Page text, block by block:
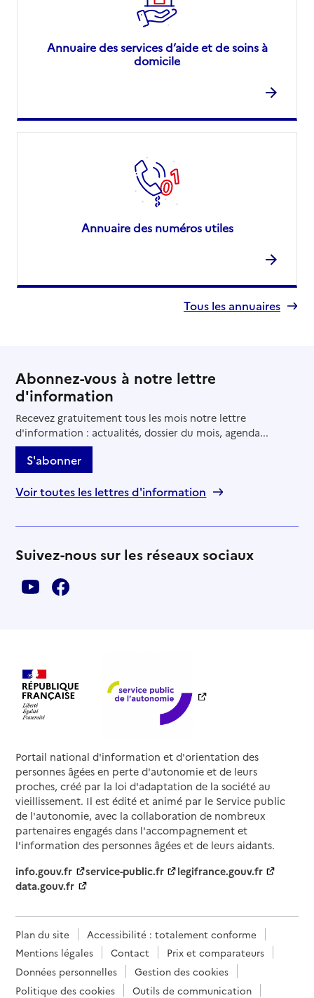
Annuaire des services d’aide et de soins à
domicile
Annuaire des numéros utiles
Tous les annuaires
Abonnez-vous à notre lettre
d'information
Recevez gratuitement tous les mois notre lettre
d'information : actualités, dossier du mois, agenda...
S'abonner
Voir toutes les lettres d'information
Suivez-nous sur les réseaux sociaux
Portail national d'information et d'orientation des
personnes âgées en perte d'autonomie et de leurs
proches, créé par la loi d'adaptation de la société au
vieillissement. Il est édité et animé par le Service public
de l'autonomie, avec la collaboration de nombreux
partenaires engagés dans l'accompagnement et
l'information des personnes âgées et de leurs aidants.
info.gouv.fr
service-public.fr
legifrance.gouv.fr
data.gouv.fr
Plan du site
Accessibilité : totalement conforme
Mentions légales
Contact
Prix et comparateurs
Données personnelles
Gestion des cookies
Politique des cookies
Outils de communication